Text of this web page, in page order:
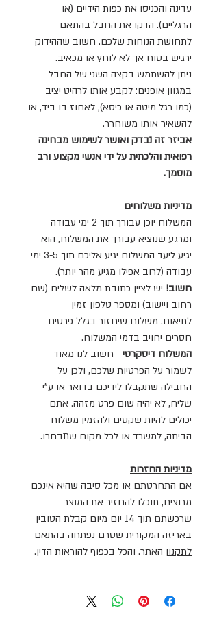
עדינה והכניסו את כפות הידיים (או
הרגליים). הדקו את החבל בהתאם
לתחושת הנוחות שלכם. חשוב שההידוק
ירגיש בטוח אך לא לוחץ או מכאיב.
ניתן להשתמש בקצה השני של החבל
במגוון אופנים: לקבע אותו לרהיט יציב
(כמו רגל מיטה או כיסא), לאחוז בו ביד, או
להשאיר אותו משוחרר.
אביזר זה נבדק ואושר לשימוש מבחינה
רפואית והלכתית על ידי אנשי מקצוע ורב
מוסמך.
מדיניות משלוחים
המשלוח יוכן עבורך תוך 2 ימי עבודה
ומרגע שנוציא עבורך את המשלוח, הוא
יגיע ליעד המשלוח יגיע אליכם תוך 3-5 ימי
עבודה (לרוב אפילו מגיע מהר יותר).
חשוב! יש לציין כתובת מלאה לשליח (שם
רחוב ויישוב) ומספר טלפון זמין
לתיאום. משלוח שיחזור בגלל פרטים
חסרים יחויב בדמי המשלוח.
המשלוח דיסקרטי - חשוב לנו מאוד
לשמור על הפרטיות שלכם, ולכן על
החבילה שתקבלו לידיכם בדואר או ע"י
שליח, לא יהיה שום פרט מזהה. אתם
יכולים להיות שקטים ולהזמין משלוח
הביתה, למשרד או לכל מקום שתבחרו.
מדיניות החזרות
אם התחרטתם או מכל סיבה שהיא אינכם
מרוצים, תוכלו להחזיר את המוצר
שרכשתם תוך 14 יום מיום קבלת הטובין
באריזה המקורית שטרם נפתחה בהתאם
לתקנון האתר. והכל בכפוף להוראות הדין.